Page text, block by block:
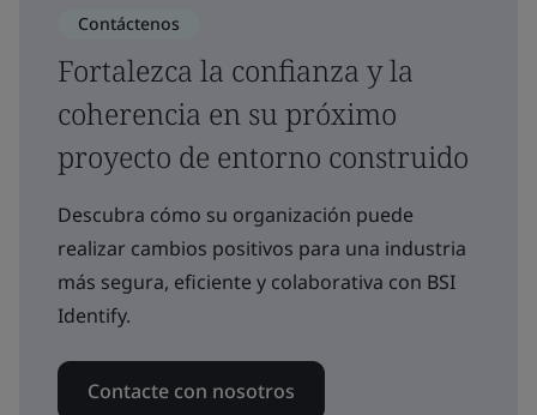
Contáctenos
Fortalezca la confianza y la
coherencia en su próximo
proyecto de entorno construido
Descubra cómo su organización puede
realizar cambios positivos para una industria
más segura, eficiente y colaborativa con BSI
Identify.
Contacte con nosotros